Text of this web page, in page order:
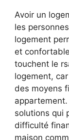
Avoir un
les
logement
et
touchent le
logement,
des moyens
appartement.
solutions qui
difficulté
maison